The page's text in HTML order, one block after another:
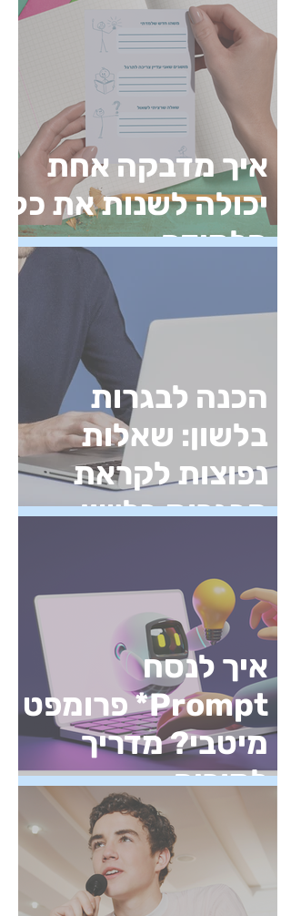
איך מדבקה אחת
יכולה לשנות את כל
הלמידה
הכנה לבגרות
בלשון: שאלות
נפוצות לקראת
הבגרות בלשון
איך לנסח
Prompt* פרומפט
מיטבי? מדריך
למורים